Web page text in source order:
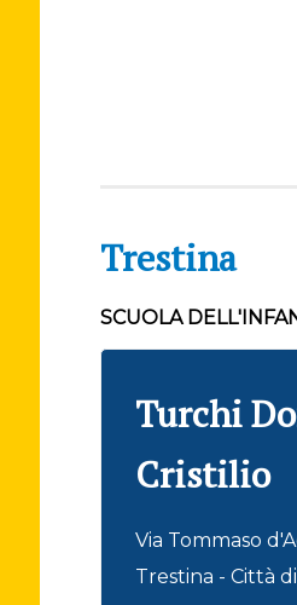
Trestina
SCUOLA
Turchi
Cristilio
Via Tommaso
Trestina - Città